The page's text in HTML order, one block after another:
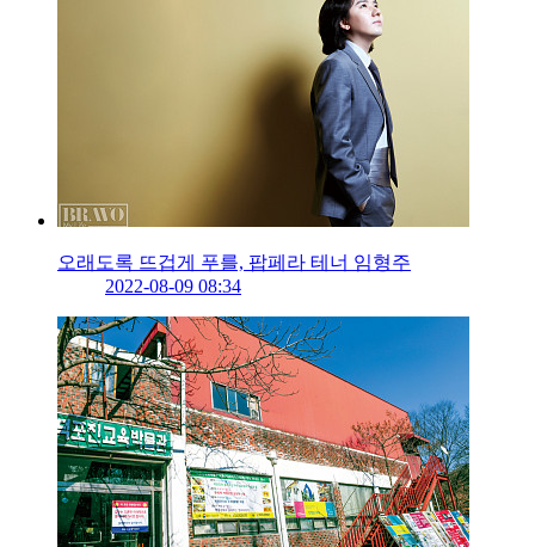
오래도록 뜨겁게 푸를, 팝페라 테너 임형주
2022-08-09 08:34